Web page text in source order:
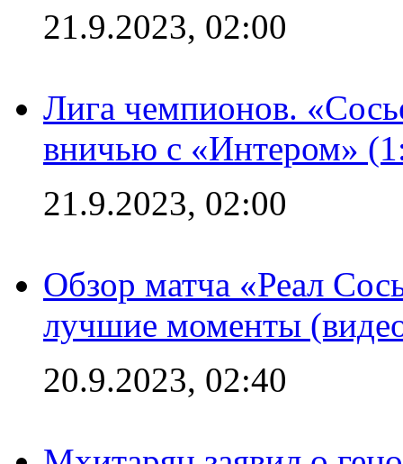
21.9.2023, 02:00
Лига чемпионов.
вничью с «Интером»
21.9.2023, 02:00
Обзор матча «Реал
лучшие моменты
20.9.2023, 02:40